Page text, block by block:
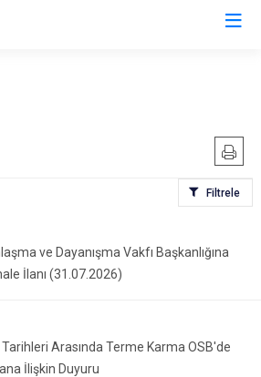
Yakakent
Atakum
İlkadım
Filtrele
ve Dayanışma Vakfı Başkanlığına
İlanı (31.07.2026)
Arasında Terme Karma OSB'de
İlişkin Duyuru